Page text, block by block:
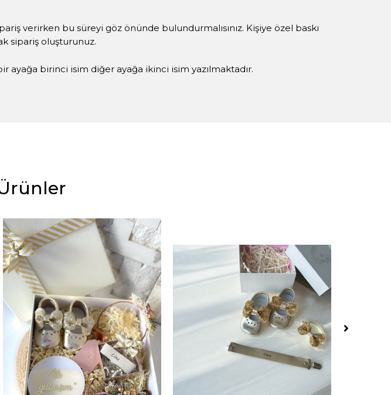
verirken bu süreyi göz önünde bulundurmalısınız. Kişiye özel baskı
sipariş oluşturunuz.
ayağa birinci isim diğer ayağa ikinci isim yazılmaktadır.